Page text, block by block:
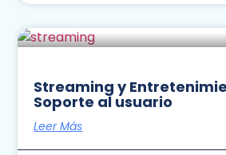
Streaming y
Soporte al usuario
Leer Más